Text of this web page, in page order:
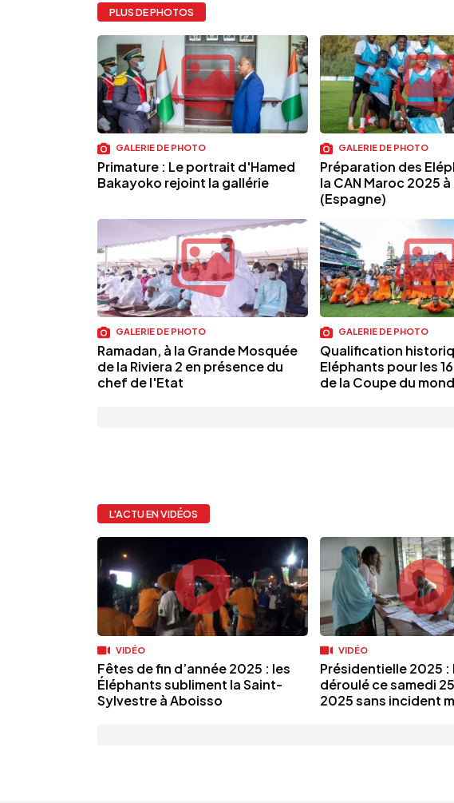
PLUS DE PHOTOS
GALERIE DE PHOTO
Primature : Le portrait d'Hamed
Bakayoko rejoint la gallérie
GALERIE DE PHOTO
Préparation des
la CAN Maroc 2025
(Espagne)
GALERIE DE PHOTO
Ramadan, à la Grande Mosquée
de la Riviera 2 en présence du
chef de l'Etat
GALERIE DE PHOTO
Qualification
Eléphants pour les
de la Coupe du
L'ACTU EN VIDÉOS
VIDÉO
Fêtes de fin d’année 2025 : les
Éléphants subliment la Saint-
Sylvestre à Aboisso
VIDÉO
Présidentielle 2025 :
déroulé ce samedi
2025 sans incident